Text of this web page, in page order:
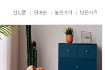
신상품 판매순 높은가격 낮은가격